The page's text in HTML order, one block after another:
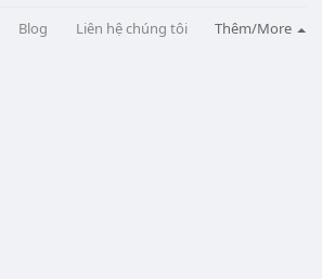
Blog Liên hệ chúng tôi Thêm/More